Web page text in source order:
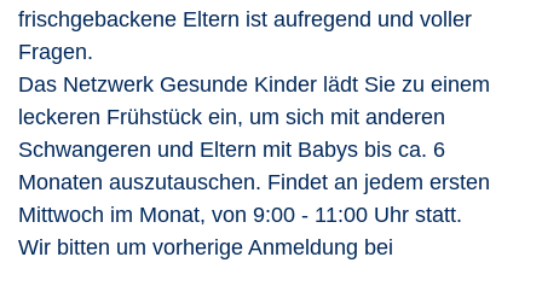
frischgebackene Eltern ist aufregend und voller
Fragen.
Das Netzwerk Gesunde Kinder lädt Sie zu einem
leckeren Frühstück ein, um sich mit anderen
Schwangeren und Eltern mit Babys bis ca. 6
Monaten auszutauschen. Findet an jedem ersten
Mittwoch im Monat, von 9:00 - 11:00 Uhr statt.
Wir bitten um vorherige Anmeldung bei